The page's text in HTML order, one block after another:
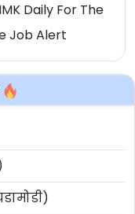
Daily For The
Job Alert